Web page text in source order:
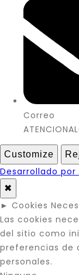
Correo
Customize
Desarrollado por
✖
► Cookies
Las cookies
del sitio como
preferencias de
personales.